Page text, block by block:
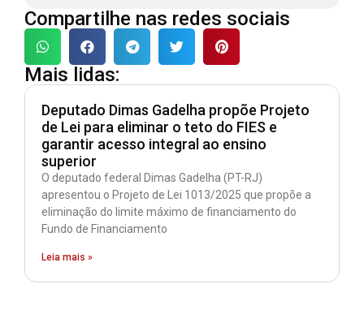
Compartilhe nas redes sociais
Mais lidas:
Deputado Dimas Gadelha propõe Projeto
de Lei para eliminar o teto do FIES e
garantir acesso integral ao ensino
superior
O deputado federal Dimas Gadelha (PT-RJ)
apresentou o Projeto de Lei 1013/2025 que propõe a
eliminação do limite máximo de financiamento do
Fundo de Financiamento
Leia mais »